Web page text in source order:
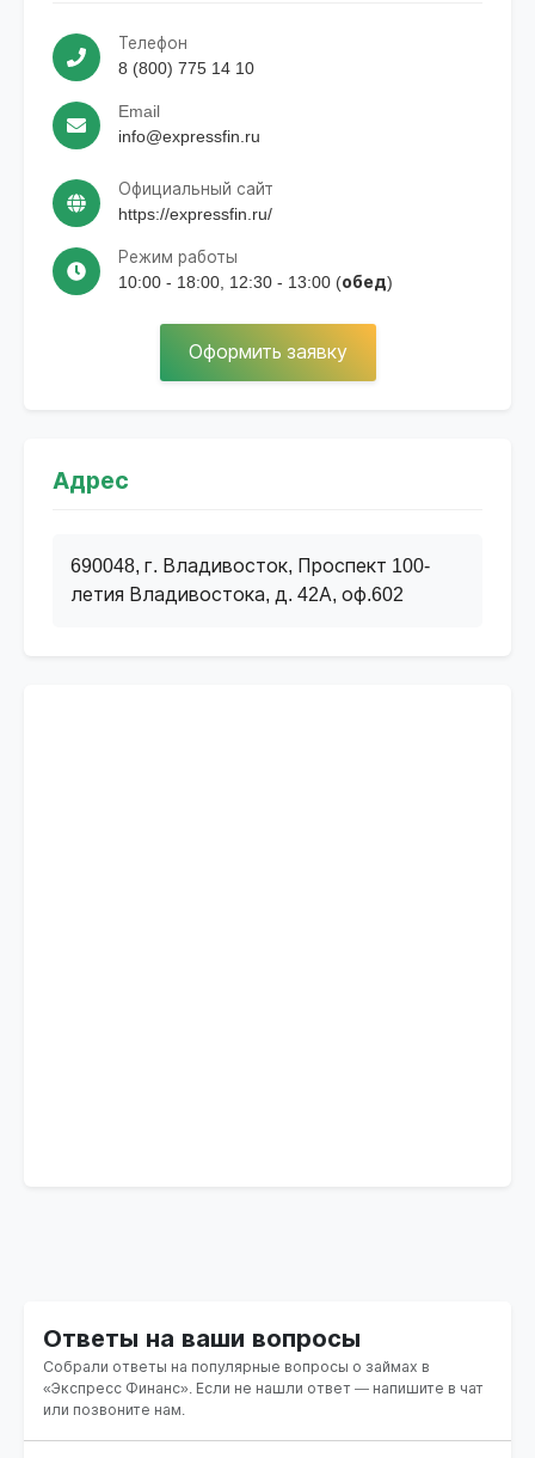
Телефон
8 (800) 775 14 10
Email
info@expressfin.ru
Официальный сайт
https://expressfin.ru/
Режим работы
10:00 - 18:00, 12:30 - 13:00 (обед)
Оформить заявку
Адрес
690048, г. Владивосток, Проспект 100-
летия Владивостока, д. 42А, оф.602
Ответы на ваши вопросы
Собрали ответы на популярные вопросы о займах в
«Экспресс Финанс». Если не нашли ответ — напишите в чат
или позвоните нам.